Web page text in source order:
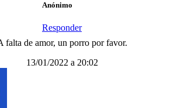
Anónimo
Responder
falta de amor, un porro por favor.
13/01/2022 a 20:02